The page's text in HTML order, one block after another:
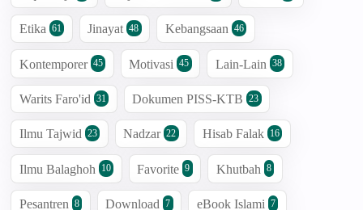
Etika 61 Jinayat 48 Kebangsaan 46
Kontemporer 45 Motivasi 45 Lain-Lain 38
Warits Faro'id 31 Dokumen PISS-KTB 23
Ilmu Tajwid 23 Nadzar 22 Hisab Falak 16
Ilmu Balaghoh 10 Favorite 9 Khutbah 8
Pesantren 8 Download 7 eBook Islami 7